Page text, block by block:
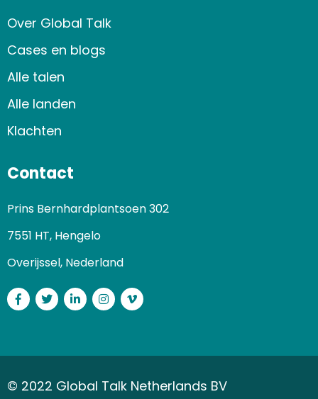
Over Global Talk
Cases en blogs
Alle talen
Alle landen
Klachten
Contact
Prins Bernhardplantsoen 302
7551 HT, Hengelo
Overijssel, Nederland
Facebook
TwitterLinkedInInstagram
Vimeo
© 2022 Global Talk Netherlands BV